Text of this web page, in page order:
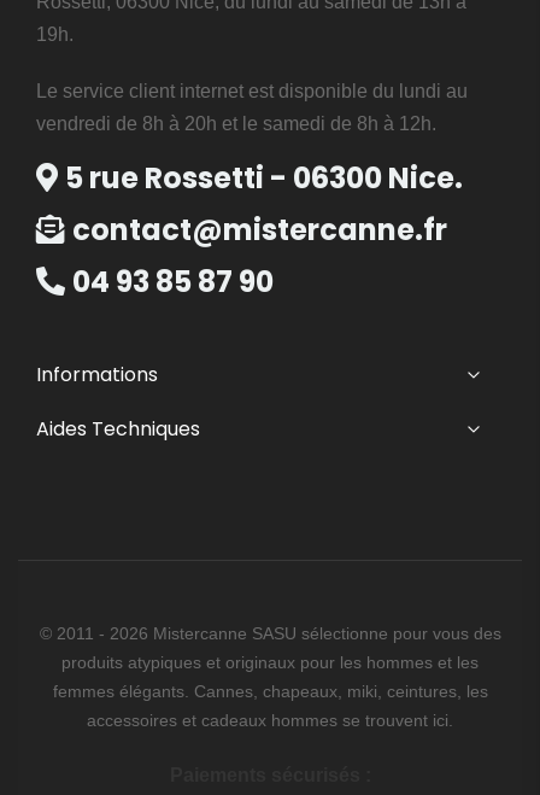
19h.
Le service client internet est disponible du lundi au
vendredi de 8h à 20h et le samedi de 8h à 12h.
5 rue Rossetti - 06300 Nice.
contact@mistercanne.fr
04 93 85 87 90
Informations
Aides Techniques
© 2011 - 2026 Mistercanne SASU sélectionne pour vous des
produits atypiques et originaux pour les hommes et les
femmes élégants. Cannes, chapeaux, miki, ceintures, les
accessoires et cadeaux hommes se trouvent ici.